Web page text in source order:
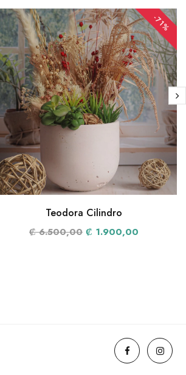
-71%
Teodora Cilindro
₡ 6.500,00 ₡ 1.900,00